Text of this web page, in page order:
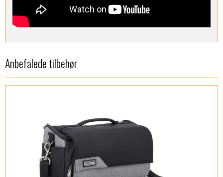
Anbefalede tilbehør